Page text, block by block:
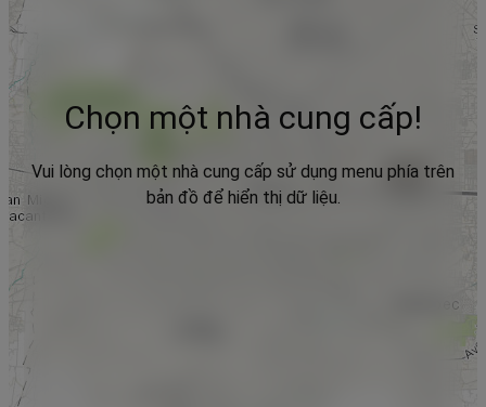
Chọn một nhà cung cấp!
Vui lòng chọn một nhà cung cấp sử dụng menu phía trên
bản đồ để hiển thị dữ liệu.